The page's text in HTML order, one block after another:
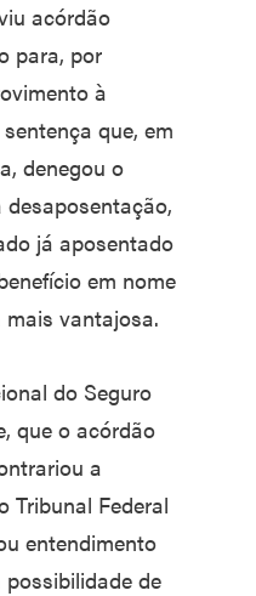
acórdão
para, por
à
que, em
denegou o
já aposentado
em nome
vantajosa.
do Seguro
que o acórdão
a
Tribunal Federal
entendimento
de